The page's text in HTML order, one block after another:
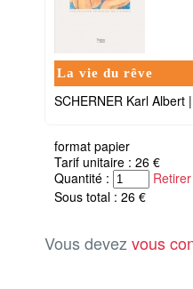
La vie du rêve
SCHERNER Karl Albert |
format papier
Tarif unitaire : 26 €
Quantité :
Sous total : 26 €
Vous devez vous